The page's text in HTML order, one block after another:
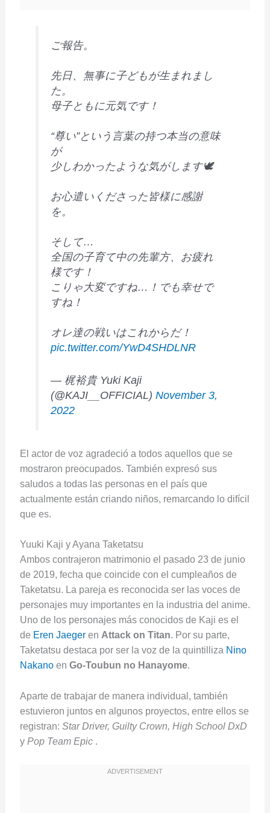
ご報告。
先日、無事に子どもが生まれまし
た。
母子ともに元気です！
“尊い”という言葉の持つ本当の意味
が
少しわかったような気がします🕊
お心遣いくださった皆様に感謝
を。
そして…
全国の子育て中の先輩方、お疲れ
様です！
こりゃ大変ですね…！でも幸せで
すね！
オレ達の戦いはこれからだ！
pic.twitter.com/YwD4SHDLNR
— 梶裕貴 Yuki Kaji
(@KAJI__OFFICIAL)November 3,
2022
El actor de voz agradeció a todos aquellos que se
mostraron preocupados. También expresó sus
saludos a todas las personas en el país que
actualmente están criando niños, remarcando lo difícil
que es.
Yuuki Kaji y Ayana Taketatsu
Ambos contrajeron matrimonio el pasado 23 de junio
de 2019, fecha que coincide con el cumpleaños de
Taketatsu. La pareja es reconocida ser las voces de
personajes muy importantes en la industria del anime.
Uno de los personajes más conocidos de Kaji es el
de Eren Jaegeren Attack on Titan. Por su parte,
Taketatsu destaca por ser la voz de la quintilliza Nino
Nakanoen Go-Toubun no Hanayome.
Aparte de trabajar de manera individual, también
estuvieron juntos en algunos proyectos, entre ellos se
registran: Star Driver, Guilty Crown, High School DxD
y Pop Team Epic.